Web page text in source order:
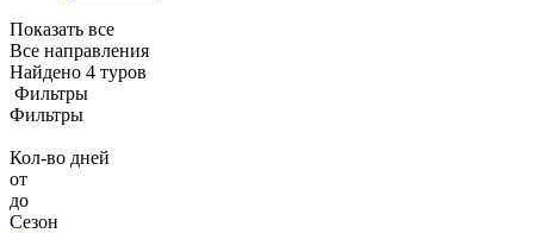
Показать все
Все направления
Найдено 4 туров
Фильтры
Фильтры
Кол-во дней
от
до
Сезон